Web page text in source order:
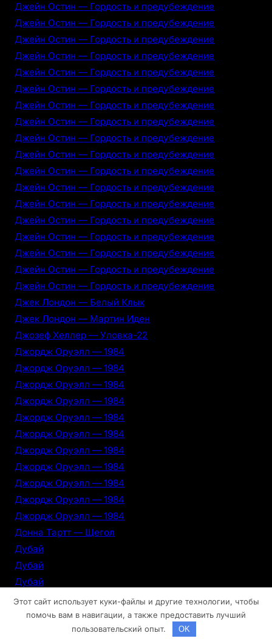
Джейн Остин — Гордость и предубеждение
Джейн Остин — Гордость и предубеждение
Джейн Остин — Гордость и предубеждение
Джейн Остин — Гордость и предубеждение
Джейн Остин — Гордость и предубеждение
Джейн Остин — Гордость и предубеждение
Джейн Остин — Гордость и предубеждение
Джейн Остин — Гордость и предубеждение
Джейн Остин — Гордость и предубеждение
Джейн Остин — Гордость и предубеждение
Джейн Остин — Гордость и предубеждение
Джейн Остин — Гордость и предубеждение
Джейн Остин — Гордость и предубеждение
Джейн Остин — Гордость и предубеждение
Джейн Остин — Гордость и предубеждение
Джейн Остин — Гордость и предубеждение
Джейн Остин — Гордость и предубеждение
Джейн Остин — Гордость и предубеждение
Джек Лондон — Белый Клык
Джек Лондон — Мартин Иден
Джозеф Хеллер — Уловка-22
Джордж Оруэлл — 1984
Джордж Оруэлл — 1984
Джордж Оруэлл — 1984
Джордж Оруэлл — 1984
Джордж Оруэлл — 1984
Джордж Оруэлл — 1984
Джордж Оруэлл — 1984
Джордж Оруэлл — 1984
Джордж Оруэлл — 1984
Джордж Оруэлл — 1984
Джордж Оруэлл — 1984
Донна Тартт — Щегол
Дубай
Дубай
Дубай
Дубай
Дубай
Этот сайт использует куки-файлы и другие технологии, чтобы
помочь вам в навигации, а также предоставить лучший
пользовательский опыт.
OK